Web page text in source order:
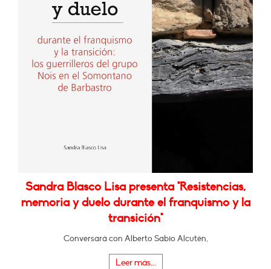
Sandra Blasco Lisa presenta "Resistencias,
memoria y duelo durante el franquismo y la
transición"
Conversará con Alberto Sabio Alcutén,
Leer más...